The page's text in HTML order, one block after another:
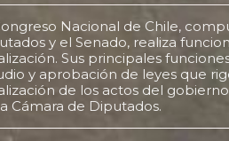
Nacional de Chile,
y el Senado, realiza
Sus principales
y aprobación de leyes que
de los actos del
Cámara de Diputados.